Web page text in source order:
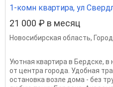
1-комн квартира, ул
21 000 ₽ в месяц
Новосибирская область,
Уютная квартира в Бердске,
от центра города. Удобная
остановка возле дома - без